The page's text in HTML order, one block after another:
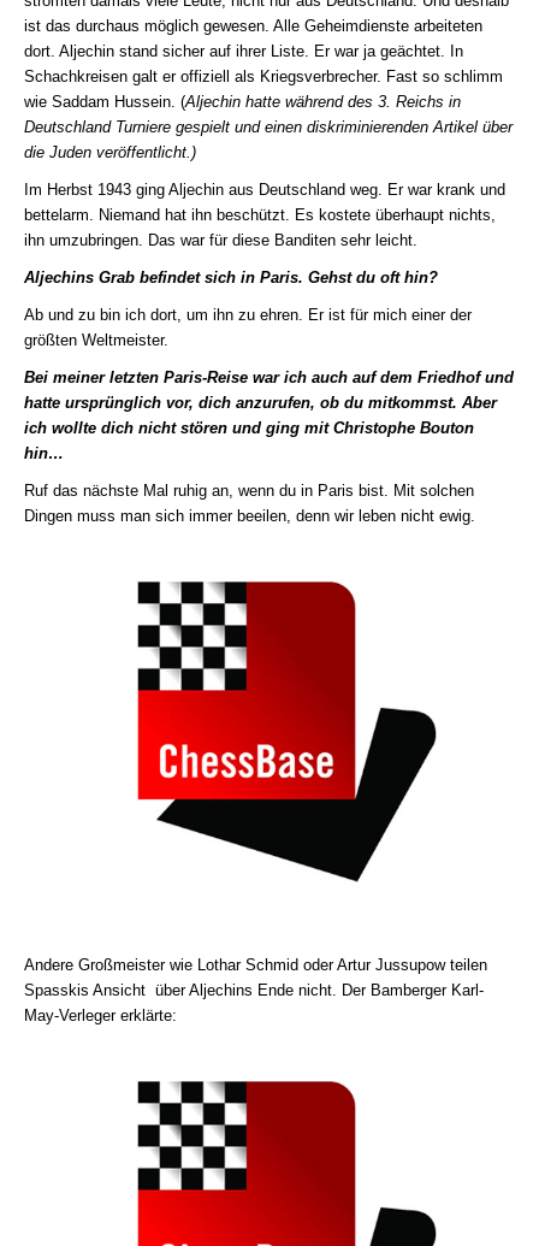
ist das durchaus möglich gewesen. Alle Geheimdienste arbeiteten
dort. Aljechin stand sicher auf ihrer Liste. Er war ja geächtet. In
Schachkreisen galt er offiziell als Kriegsverbrecher. Fast so schlimm
wie Saddam Hussein. (Aljechin hatte während des 3. Reichs in
Deutschland Turniere gespielt und einen diskriminierenden Artikel über
die Juden veröffentlicht.)
Im Herbst 1943 ging Aljechin aus Deutschland weg. Er war krank und
bettelarm. Niemand hat ihn beschützt. Es kostete überhaupt nichts,
ihn umzubringen. Das war für diese Banditen sehr leicht.
Aljechins Grab befindet sich in Paris. Gehst du oft hin?
Ab und zu bin ich dort, um ihn zu ehren. Er ist für mich einer der
größten Weltmeister.
Bei meiner letzten Paris-Reise war ich auch auf dem Friedhof und
hatte ursprünglich vor, dich anzurufen, ob du mitkommst. Aber
ich wollte dich nicht stören und ging mit Christophe Bouton
hin…
Ruf das nächste Mal ruhig an, wenn du in Paris bist. Mit solchen
Dingen muss man sich immer beeilen, denn wir leben nicht ewig.
Andere Großmeister wie Lothar Schmid oder Artur Jussupow teilen
Spasskis Ansicht über Aljechins Ende nicht. Der Bamberger Karl-
May-Verleger erklärte: